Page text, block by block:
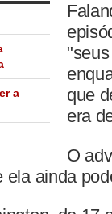
a
que
era
O
ainda